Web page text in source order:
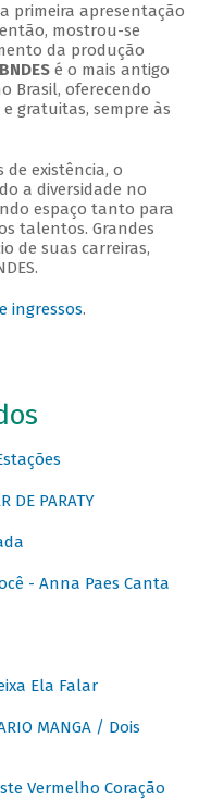
primeira apresentação
mostrou-se
da produção
é o mais antigo
Brasil, oferecendo
gratuitas, sempre às
de existência, o
a diversidade no
espaço tanto para
talentos. Grandes
de suas carreiras,
ingressos.
DE PARATY
- Anna Paes Canta
Ela Falar
MANGA / Dois
Vermelho Coração